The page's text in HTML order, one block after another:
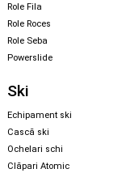
Role Fila
Role Roces
Role Seba
Powerslide
Ski
Echipament ski
Cască ski
Ochelari schi
Clăpari Atomic